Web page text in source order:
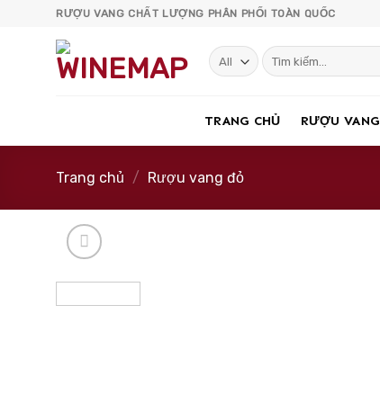
RƯỢU VANG CHẤT LƯỢNG PHÂN PHỐI TOÀN QUỐC
Tìm
kiếm:
TRANG CHỦ RƯỢU VANG
Trang chủ / Rượu vang đỏ